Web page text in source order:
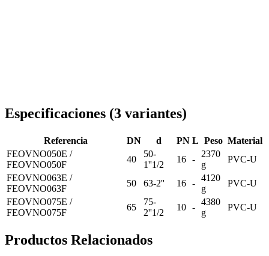
Especificaciones (3 variantes)
Referencia DN d PN L Peso Material
FEOVNO050E /
FEOVNO050F
40
50-
1''1/2
16 -
2370
g
PVC-U
FEOVNO063E /
FEOVNO063F
50 63-2'' 16 -
4120
g
PVC-U
FEOVNO075E /
FEOVNO075F
65
75-
2''1/2
10 -
4380
g
PVC-U
Productos Relacionados